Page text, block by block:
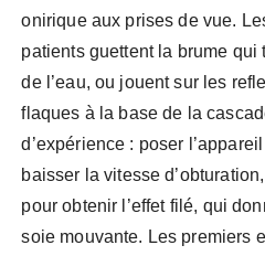
onirique aux prises de vue.
patients guettent la brume
de l’eau, ou jouent sur les
flaques à la base de la
d’expérience : poser
baisser la vitesse
pour obtenir l’effet filé, qui
soie mouvante. Les premiers